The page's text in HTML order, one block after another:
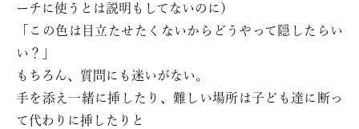
ーチに使うとは説明もしてないのに）
「この色は目立たせたくないからどうやって隠したらい
い？」
もちろん、質問にも迷いがない。
手を添え一緒に挿したり、難しい場所は子ども達に断っ
て代わりに挿したりと